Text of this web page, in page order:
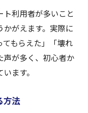
利用者が多いこと
がえます。実際に
てもらえた」「壊れ
声が多く、初心者か
ます。
方法